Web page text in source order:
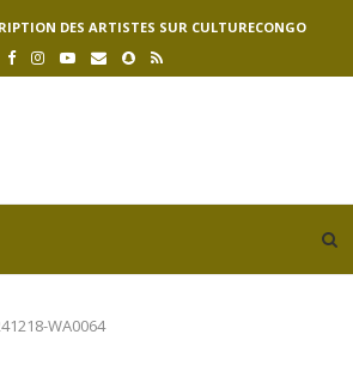
DES ARTISTES SUR CULTURECONGO
WA0064